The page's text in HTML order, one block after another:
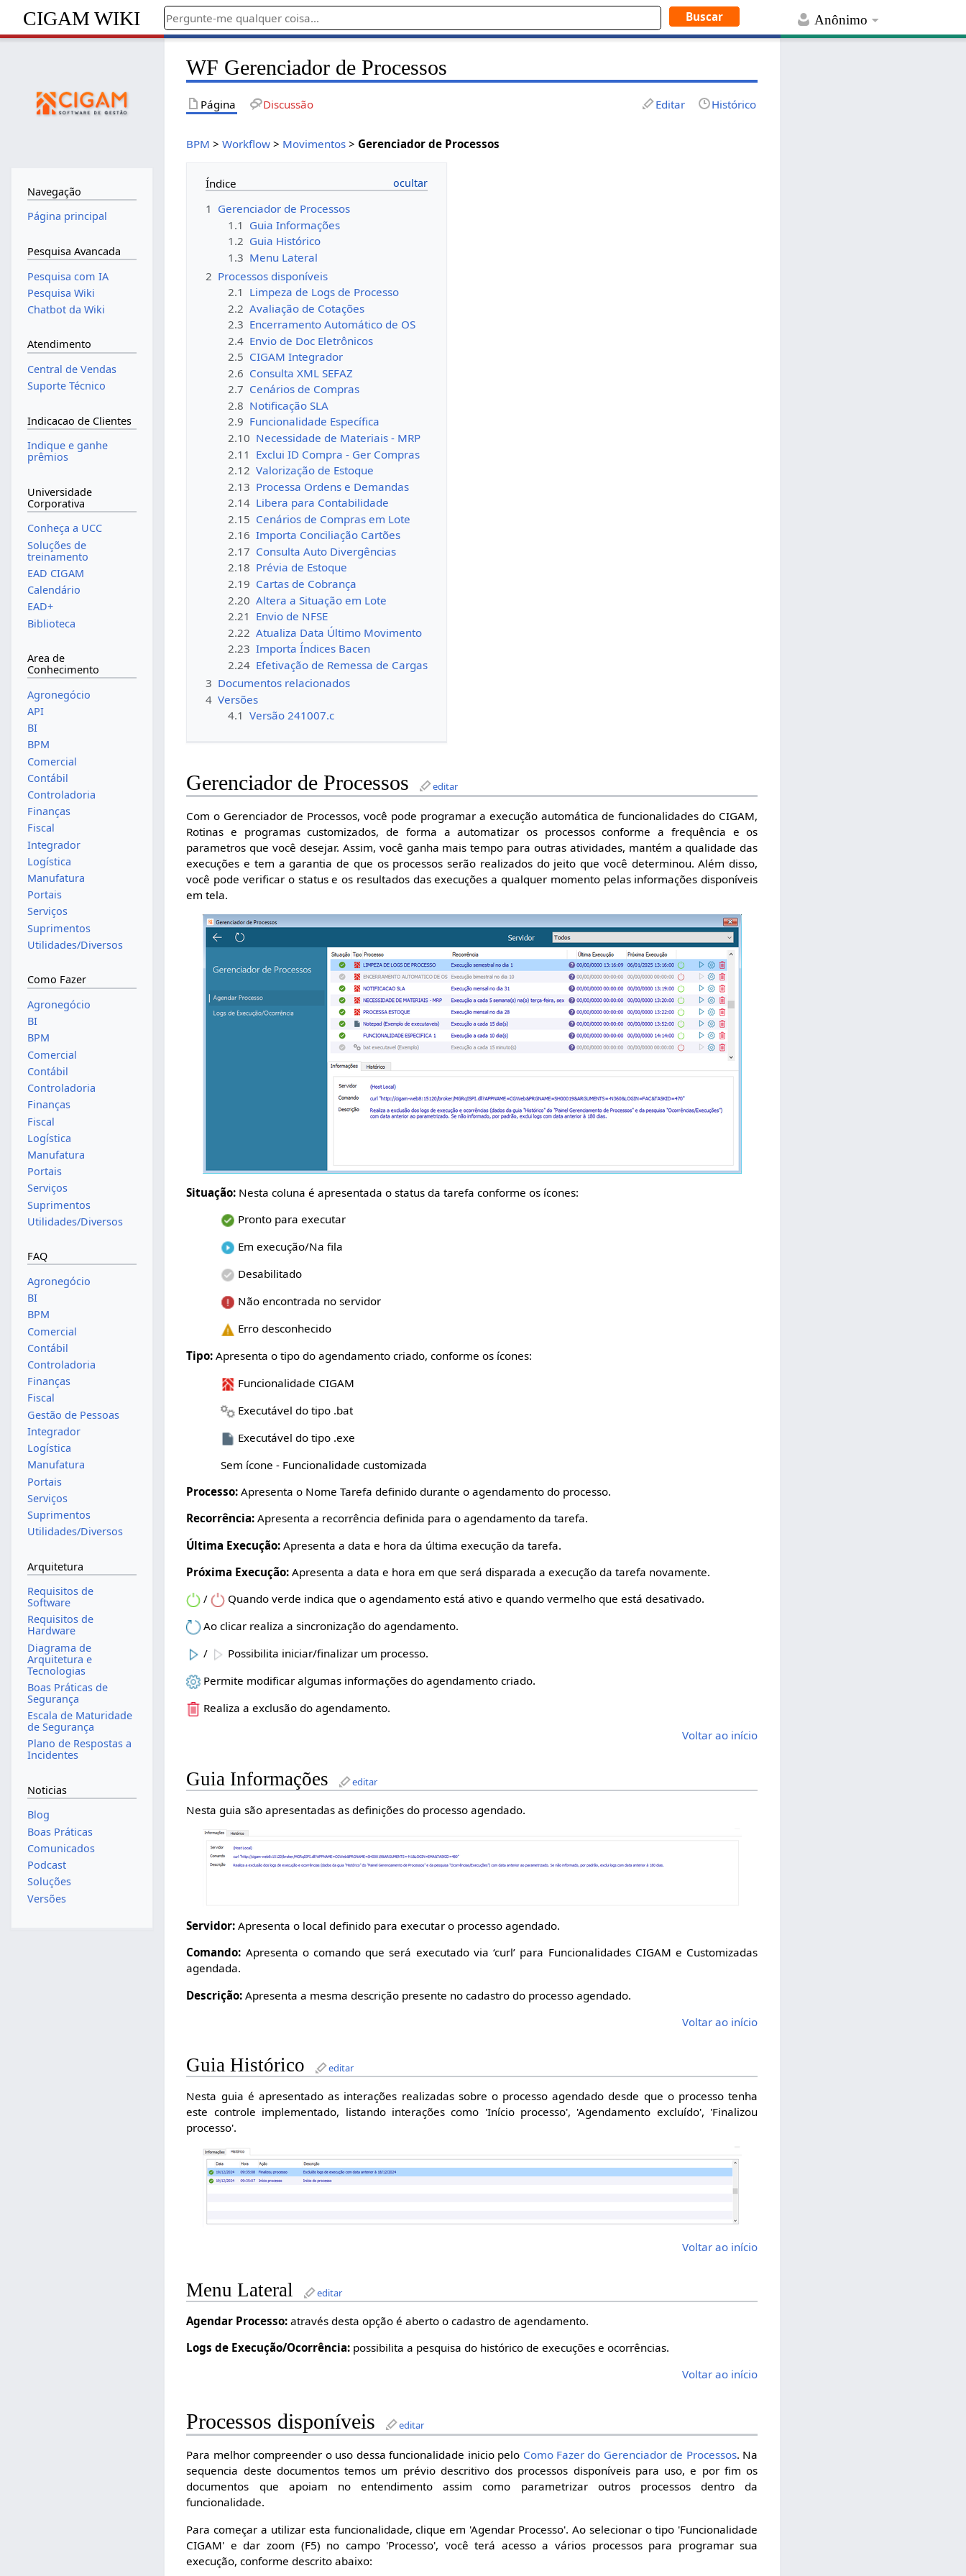
Anônimo
CIGAM WIKI
WF Gerenciador de Processos
Página Discussão Editar Histórico
BPM >Workflow > Movimentos >Gerenciador de Processos
Índice
1 Gerenciador de Processos
1.1 Guia Informações
1.2 Guia Histórico
1.3 Menu Lateral
2 Processos disponíveis
2.1 Limpeza de Logs de Processo
2.2 Avaliação de Cotações
2.3 Encerramento Automático de OS
2.4 Envio de Doc Eletrônicos
2.5 CIGAM Integrador
2.6 Consulta XML SEFAZ
2.7 Cenários de Compras
2.8 Notificação SLA
2.9 Funcionalidade Específica
2.10 Necessidade de Materiais - MRP
2.11 Exclui ID Compra - Ger Compras
2.12 Valorização de Estoque
2.13 Processa Ordens e Demandas
2.14 Libera para Contabilidade
2.15 Cenários de Compras em Lote
2.16 Importa Conciliação Cartões
2.17 Consulta Auto Divergências
2.18 Prévia de Estoque
2.19 Cartas de Cobrança
2.20 Altera a Situação em Lote
2.21 Envio de NFSE
2.22 Atualiza Data Último Movimento
2.23 Importa Índices Bacen
2.24 Efetivação de Remessa de Cargas
3 Documentos relacionados
4 Versões
4.1 Versão 241007.c
Gerenciador de Processos editar
Com o Gerenciador de Processos, você pode programar a execução automática de funcionalidades do CIGAM,
Rotinas e programas customizados, de forma a automatizar os processos conforme a frequência e os
parametros que você desejar. Assim, você ganha mais tempo para outras atividades, mantém a qualidade das
execuções e tem a garantia de que os processos serão realizados do jeito que você determinou. Além disso,
você pode verificar o status e os resultados das execuções a qualquer momento pelas informações disponíveis
em tela.
Situação: Nesta coluna é apresentada o status da tarefa conforme os ícones:
Pronto para executar
Em execução/Na fila
Desabilitado
Não encontrada no servidor
Erro desconhecido
Tipo: Apresenta o tipo do agendamento criado, conforme os ícones:
Funcionalidade CIGAM
Executável do tipo .bat
Executável do tipo .exe
Sem ícone - Funcionalidade customizada
Processo: Apresenta o Nome Tarefa definido durante o agendamento do processo.
Recorrência: Apresenta a recorrência definida para o agendamento da tarefa.
Última Execução: Apresenta a data e hora da última execução da tarefa.
Próxima Execução: Apresenta a data e hora em que será disparada a execução da tarefa novamente.
/
Quando verde indica que o agendamento está ativo e quando vermelho que está desativado.
Ao clicar realiza a sincronização do agendamento.
/
Possibilita iniciar/finalizar um processo.
Permite modificar algumas informações do agendamento criado.
Realiza a exclusão do agendamento.
Voltar ao início
Guia Informações editar
Nesta guia são apresentadas as definições do processo agendado.
Servidor: Apresenta o local definido para executar o processo agendado.
Comando: Apresenta o comando que será executado via ‘curl’ para Funcionalidades CIGAM e Customizadas
agendada.
Descrição: Apresenta a mesma descrição presente no cadastro do processo agendado.
Voltar ao início
Guia Histórico editar
Nesta guia é apresentado as interações realizadas sobre o processo agendado desde que o processo tenha
este controle implementado, listando interações como 'Início processo', 'Agendamento excluído', 'Finalizou
processo'.
Voltar ao início
Menu Lateral editar
Agendar Processo: através desta opção é aberto o cadastro de agendamento.
Logs de Execução/Ocorrência: possibilita a pesquisa do histórico de execuções e ocorrências.
Voltar ao início
Processos disponíveis editar
Para melhor compreender o uso dessa funcionalidade inicio pelo Como Fazer do Gerenciador de Processos. Na
sequencia deste documentos temos um prévio descritivo dos processos disponíveis para uso, e por fim os
documentos que apoiam no entendimento assim como parametrizar outros processos dentro da
funcionalidade.
Para começar a utilizar esta funcionalidade, clique em 'Agendar Processo'. Ao selecionar o tipo 'Funcionalidade
CIGAM' e dar zoom (F5) no campo 'Processo', você terá acesso a vários processos para programar sua
execução, conforme descrito abaixo:
Navegação
Página principal
Pesquisa Avancada
Pesquisa com IA
Pesquisa Wiki
Chatbot da Wiki
Atendimento
Central de Vendas
Suporte Técnico
Indicacao de Clientes
Indique e ganhe
prêmios
Universidade
Corporativa
Conheça a UCC
Soluções de
treinamento
EAD CIGAM
Calendário
EAD+
Biblioteca
Area de
Conhecimento
Agronegócio
API
BI
BPM
Comercial
Contábil
Controladoria
Finanças
Fiscal
Integrador
Logística
Manufatura
Portais
Serviços
Suprimentos
Utilidades/Diversos
Como Fazer
Agronegócio
BI
BPM
Comercial
Contábil
Controladoria
Finanças
Fiscal
Logística
Manufatura
Portais
Serviços
Suprimentos
Utilidades/Diversos
FAQ
Agronegócio
BI
BPM
Comercial
Contábil
Controladoria
Finanças
Fiscal
Gestão de Pessoas
Integrador
Logística
Manufatura
Portais
Serviços
Suprimentos
Utilidades/Diversos
Arquitetura
Requisitos de
Software
Requisitos de
Hardware
Diagrama de
Arquitetura e
Tecnologias
Boas Práticas de
Segurança
Escala de Maturidade
de Segurança
Plano de Respostas a
Incidentes
Noticias
Blog
Boas Práticas
Comunicados
Podcast
Soluções
Versões